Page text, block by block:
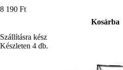
8 190 Ft
Kosárba
Szállításra kész
Készleten 4 db.